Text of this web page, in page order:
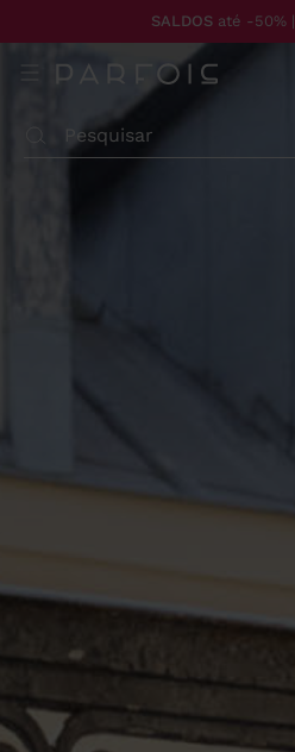
SALDOSaté -50% |